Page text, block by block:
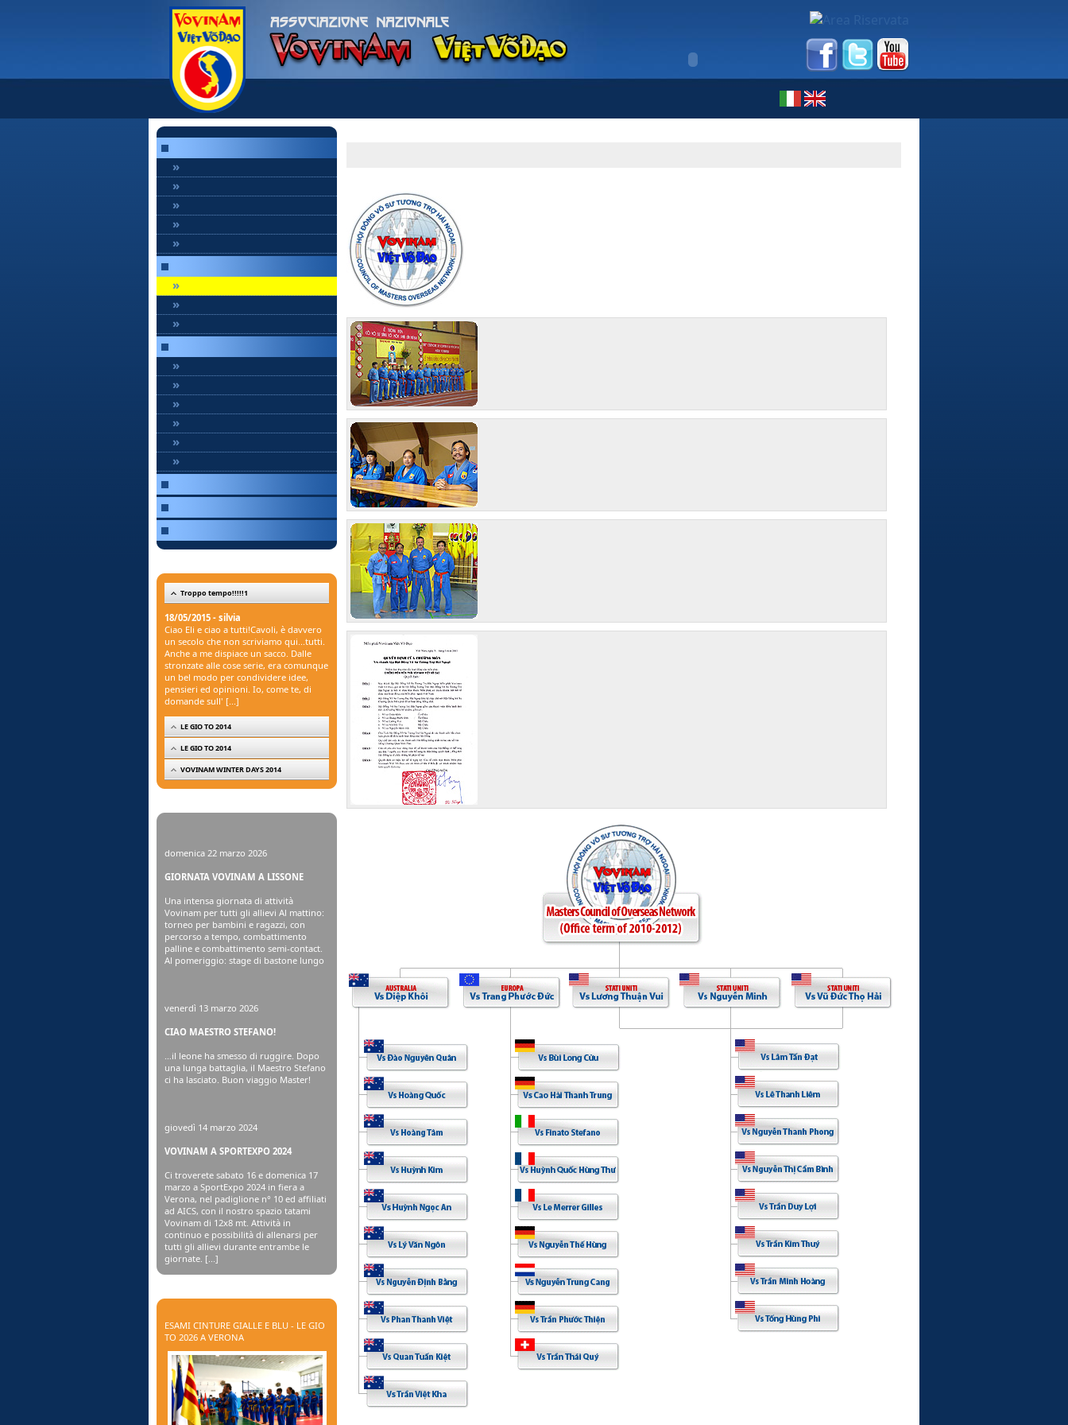
»
»
»
»
»
»
»
»
»
»
»
»
»
»
Troppo tempo!!!!!1
18/05/2015 - silvia
Ciao Eli e ciao a tutti!Cavoli, è davvero
un secolo che non scriviamo qui...tutti.
Anche a me dispiace un sacco. Dalle
stronzate alle cose serie, era comunque
un bel modo per condividere idee,
pensieri ed opinioni. Io, come te, di
domande sull' [...]
LE GIO TO 2014
LE GIO TO 2014
VOVINAM WINTER DAYS 2014
domenica 22 marzo 2026
GIORNATA VOVINAM A LISSONE
Una intensa giornata di attività
Vovinam per tutti gli allievi Al mattino:
torneo per bambini e ragazzi, con
percorso a tempo, combattimento
palline e combattimento semi-contact.
Al pomeriggio: stage di bastone lungo
venerdì 13 marzo 2026
CIAO MAESTRO STEFANO!
…il leone ha smesso di ruggire. Dopo
una lunga battaglia, il Maestro Stefano
ci ha lasciato. Buon viaggio Master!
giovedì 14 marzo 2024
VOVINAM A SPORTEXPO 2024
Ci troverete sabato 16 e domenica 17
marzo a SportExpo 2024 in fiera a
Verona, nel padiglione n° 10 ed affiliati
ad AICS, con il nostro spazio tatami
Vovinam di 12x8 mt. Attività in
continuo e possibilità di allenarsi per
tutti gli allievi durante entrambe le
giornate. [...]
ESAMI CINTURE GIALLE E BLU - LE GIO
TO 2026 A VERONA